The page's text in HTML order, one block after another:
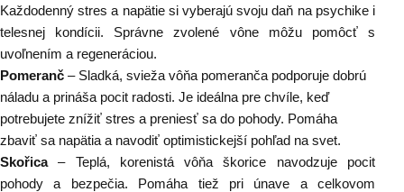
Každodenný stres a napätie si vyberajú svoju daň na psychike i
telesnej kondícii. Správne zvolené vône môžu pomôcť s
uvoľnením a regeneráciou.
Pomeranč – Sladká, svieža vôňa pomeranča podporuje dobrú
náladu a prináša pocit radosti. Je ideálna pre chvíle, keď
potrebujete znížiť stres a preniesť sa do pohody. Pomáha
zbaviť sa napätia a navodiť optimistickejší pohľad na svet.
Skořica
– Teplá, korenistá vôňa škorice navodzuje pocit
pohody a bezpečia. Pomáha tiež pri únave a celkovom